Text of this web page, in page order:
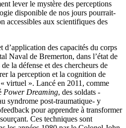
lever le mystère des perceptions
disponible de nos jours pourrait-
accessibles aux scientifiques des
d’application des capacités du corps
Naval de Bremerton, dans l’état de
la défense et des chercheurs de
la perception et la cognition de
virtuel ». Lancé en 2011, comme
Power Dreaming, des soldats -
syndrome post-traumatique- y
pour apprendre à transformer
Ces techniques sont